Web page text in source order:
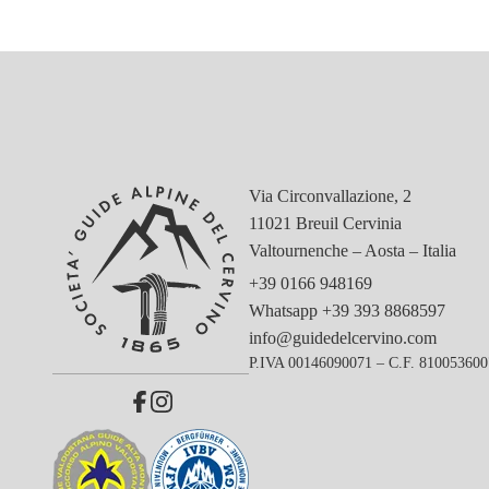
Via Circonvallazione, 2
11021 Breuil Cervinia
Valtournenche – Aosta – Italia
+39 0166 948169
Whatsapp +39 393 8868597
info@guidedelcervino.com
P.IVA 00146090071 – C.F.